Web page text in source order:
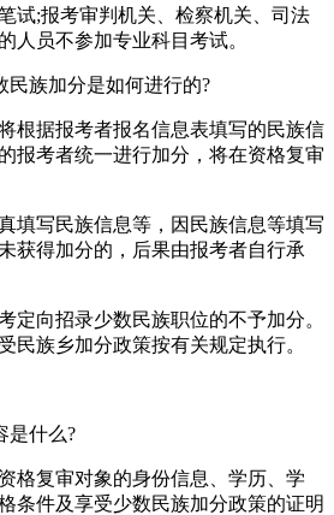
试;报考审判机关、检察机关、司法
人员不参加专业科目考试。
族加分是如何进行的?
据报考者报名信息表填写的民族信
报考者统一进行加分，将在资格复审
写民族信息等，因民族信息等填写
获得加分的，后果由报考者自行承
向招录少数民族职位的不予加分。
民族乡加分政策按有关规定执行。
什么?
复审对象的身份信息、学历、学
条件及享受少数民族加分政策的证明